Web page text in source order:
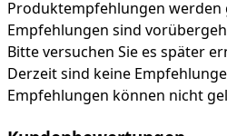
Produktempfehlungen werden
Empfehlungen sind
Bitte versuchen Sie es später
Derzeit sind keine
Empfehlungen können nicht